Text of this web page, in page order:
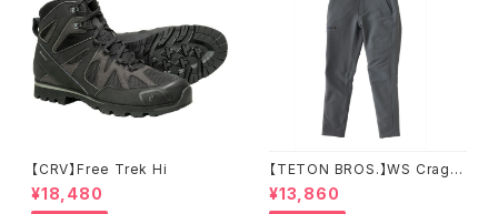
【CRV】Free Trek Hi
¥18,480
【TETON BROS.】WS Crag P
ant
¥13,860